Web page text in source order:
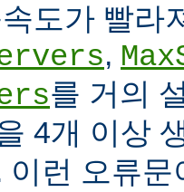
도가 빨라
,
를 거의
4개 이상
이런 오류